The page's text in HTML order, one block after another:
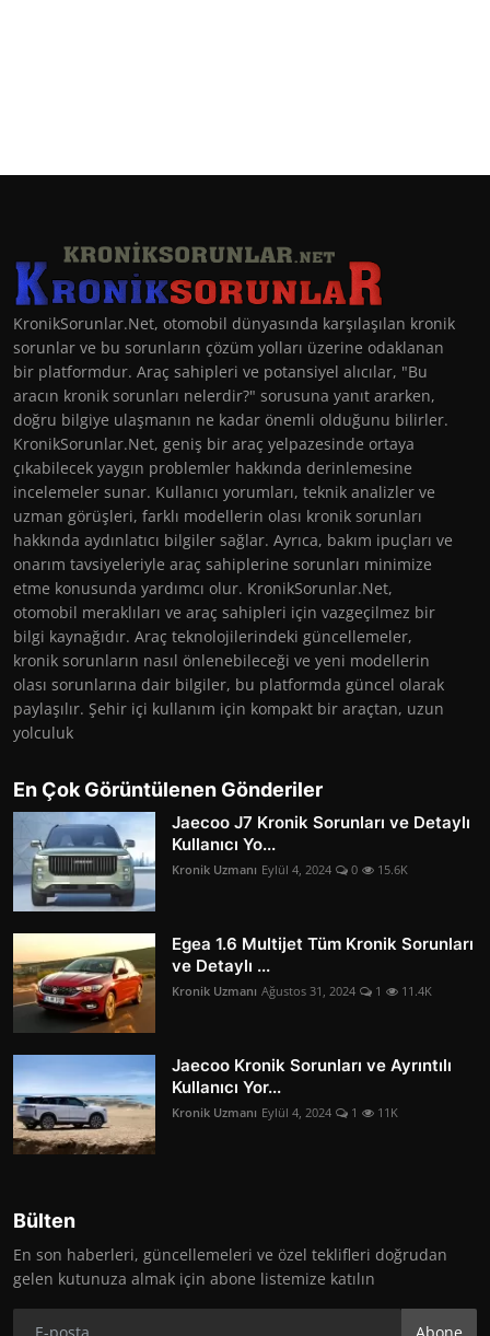
KronikSorunlar.Net, otomobil dünyasında karşılaşılan kronik
sorunlar ve bu sorunların çözüm yolları üzerine odaklanan
bir platformdur. Araç sahipleri ve potansiyel alıcılar, "Bu
aracın kronik sorunları nelerdir?" sorusuna yanıt ararken,
doğru bilgiye ulaşmanın ne kadar önemli olduğunu bilirler.
KronikSorunlar.Net, geniş bir araç yelpazesinde ortaya
çıkabilecek yaygın problemler hakkında derinlemesine
incelemeler sunar. Kullanıcı yorumları, teknik analizler ve
uzman görüşleri, farklı modellerin olası kronik sorunları
hakkında aydınlatıcı bilgiler sağlar. Ayrıca, bakım ipuçları ve
onarım tavsiyeleriyle araç sahiplerine sorunları minimize
etme konusunda yardımcı olur. KronikSorunlar.Net,
otomobil meraklıları ve araç sahipleri için vazgeçilmez bir
bilgi kaynağıdır. Araç teknolojilerindeki güncellemeler,
kronik sorunların nasıl önlenebileceği ve yeni modellerin
olası sorunlarına dair bilgiler, bu platformda güncel olarak
paylaşılır. Şehir içi kullanım için kompakt bir araçtan, uzun
yolculuk
En Çok Görüntülenen Gönderiler
Jaecoo J7 Kronik Sorunları ve Detaylı
Kullanıcı Yo...
Kronik Uzmanı Eylül 4, 2024 0 15.6K
Egea 1.6 Multijet Tüm Kronik Sorunları
ve Detaylı ...
Kronik Uzmanı Ağustos 31, 2024 1 11.4K
Jaecoo Kronik Sorunları ve Ayrıntılı
Kullanıcı Yor...
Kronik Uzmanı Eylül 4, 2024 1 11K
Bülten
En son haberleri, güncellemeleri ve özel teklifleri doğrudan
gelen kutunuza almak için abone listemize katılın